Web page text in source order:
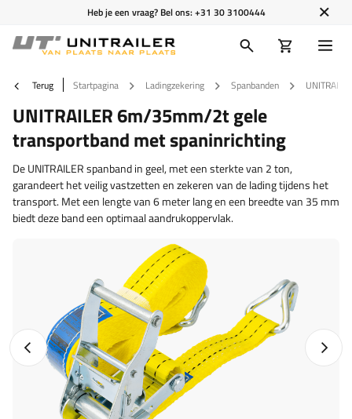
Heb je een vraag? Bel ons:+31 30 3100444
Terug Startpagina Ladingzekering Spanbanden
UNITRAILER 6m/35mm/2t gele
transportband met spaninrichting
De UNITRAILER spanband in geel, met een sterkte van 2 ton,
garandeert het veilig vastzetten en zekeren van de lading tijdens het
transport. Met een lengte van 6 meter lang en een breedte van 35 mm
biedt deze band een optimaal aandrukoppervlak.
Vorige foto